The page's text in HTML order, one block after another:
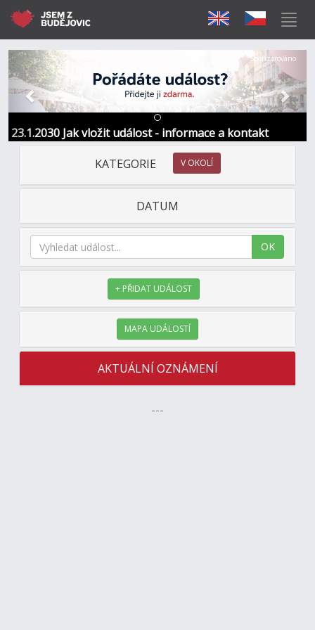
23.1.2030 Jak vložit událost - informace a kontakt
Předchozí Další
Sponzorováno
KATEGORIE V OKOLÍ
DATUM
OK
+ PŘIDAT UDÁLOST
MAPA UDÁLOSTÍ
AKTUÁLNÍ OZNÁMENÍ
---